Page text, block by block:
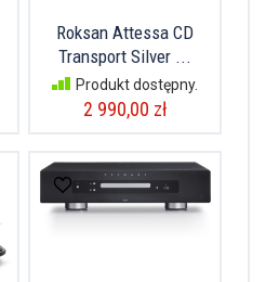
Roksan Attessa CD
Transport Silver ...
Produkt dostępny.
2 990,00 zł